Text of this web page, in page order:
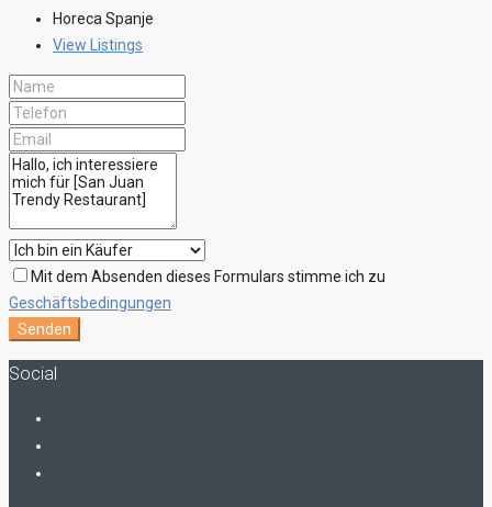
Horeca Spanje
View Listings
Mit dem Absenden dieses Formulars stimme ich zu
Geschäftsbedingungen
Senden
Social